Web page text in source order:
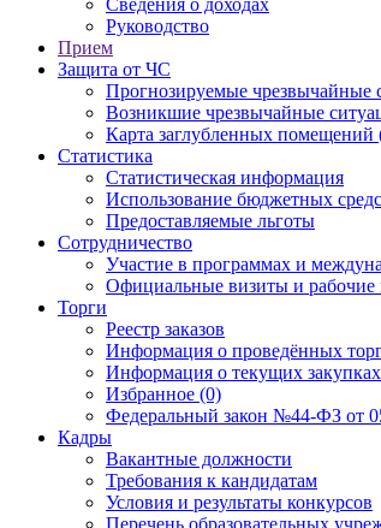
Руководство
Прием
Защита от ЧС
Прогнозируемые чрезвычайные
Возникшие чрезвычайные
Карта заглубленных помещений
Статистика
Статистическая информация
Использование бюджетных
Предоставляемые льготы
Сотрудничество
Участие в программах и
Официальные визиты и рабочие
Торги
Реестр заказов
Информация о проведённых
Информация о текущих закупках
Избранное (0)
Федеральный закон №44-ФЗ от
Кадры
Вакантные должности
Требования к кандидатам
Условия и результаты конкурсов
Перечень образовательных